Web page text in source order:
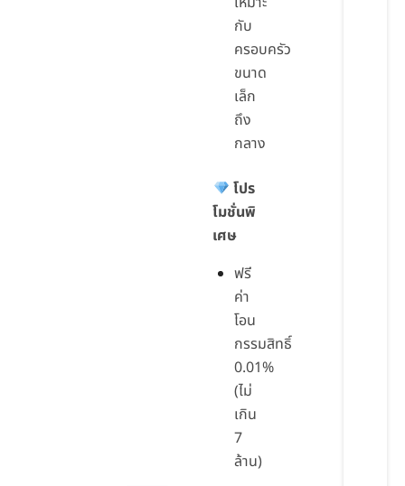
กับ
ครอบครัว
ขนาด
เล็ก
ถึง
กลาง
โปร
โมชั่นพิ
เศษ
ฟรี
ค่า
โอน
กรรมสิทธิ์
0.01%
(ไม่
เกิน
7
ล้าน)